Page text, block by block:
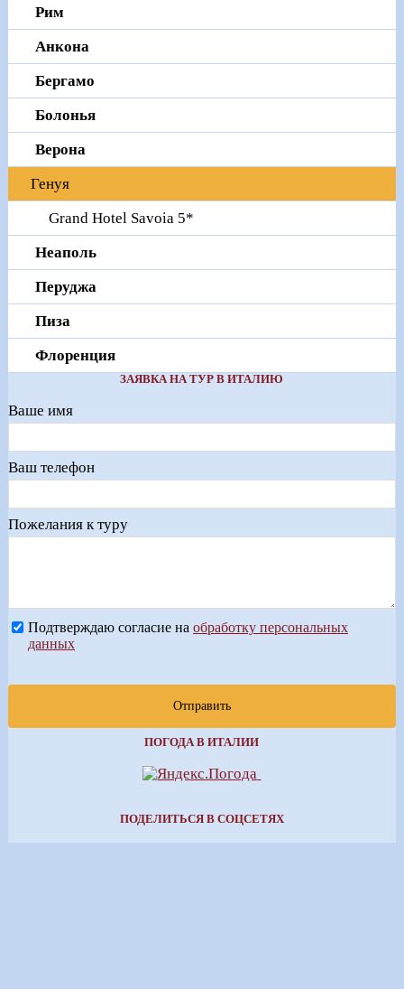
Рим
Анкона
Бергамо
Болонья
Верона
Генуя
Grand Hotel Savoia 5*
Неаполь
Перуджа
Пиза
Флоренция
ЗАЯВКА НА ТУР В ИТАЛИЮ
Ваше имя
Ваш телефон
Пожелания к туру
Подтверждаю согласие на обработку персональных
данных
Отправить
ПОГОДА В ИТАЛИИ
ПОДЕЛИТЬСЯ В СОЦСЕТЯХ